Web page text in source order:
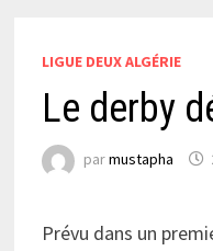
LIGUE DEUX ALGÉRIE
Le derby
parmustapha
Prévu dans un